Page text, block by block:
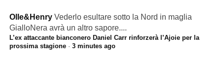
Olle&Henry Vederlo esultare sotto la Nord in maglia
GialloNera avrà un altro sapore....
L’ex attaccante bianconero Daniel Carr rinforzerà l’Ajoie per la
prossima stagione· 3 minutes ago